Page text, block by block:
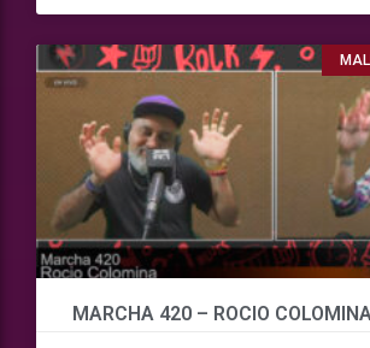
MARCHA 420 – ROCIO